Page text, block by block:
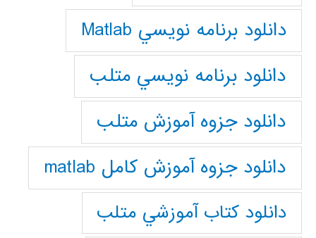
دانلود برنامه نويسي Matlab
دانلود برنامه نويسي متلب
دانلود جزوه آموزش متلب
دانلود جزوه آموزش کامل matlab
دانلود كتاب آموزشي متلب